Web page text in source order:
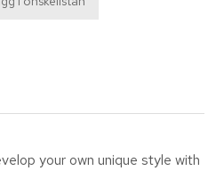
your own unique style with